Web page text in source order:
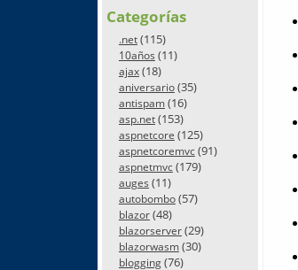
Categorías
.net(115)
10años (11)
ajax(18)
aniversario(35)
antispam(16)
asp.net(153)
aspnetcore (125)
aspnetcoremvc(91)
aspnetmvc(179)
auges (11)
autobombo(57)
blazor(48)
blazorserver(29)
blazorwasm(30)
blogging(76)